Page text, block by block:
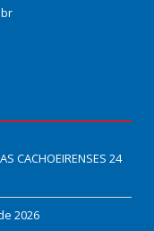
CACHOEIRENSES 24
2026